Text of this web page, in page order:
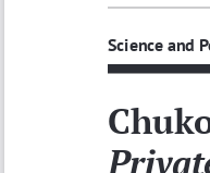
Science and